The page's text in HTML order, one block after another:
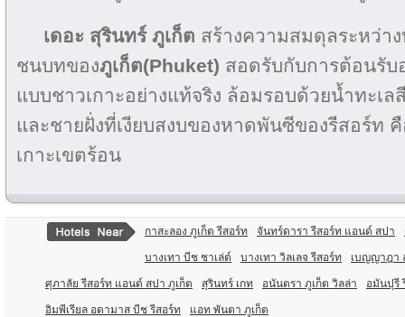
เดอะ สุรินทร์ ภูเก็ต สร้างความสมดุลระหว่า
ชนบทของภูเก็ต(Phuket) สอดรับกับการต้อนรั
แบบชาวเกาะอย่างแท้จริง ล้อมรอบด้วยน้ำทะเ
และชายฝั่งที่เงียบสงบของหาดพันซีของรีสอร์ท
เกาะเขตร้อน
กาสะลอง ภูเก็ต รีสอร์ท จันทร์ดารา รีสอร์ท แอนด์ สปา
บางเทา บีช ชาเล่ต์ บางเทา วิลเลจ รีสอร์ท เบญญาฎา
ศุภาลัย รีสอร์ท แอนด์ สปา ภูเก็ต สุรินทร์ เกท อนันตรา ภูเก็ต วิลล่า อมันปุรี
อิมพีเรียล อดามาส บีช รีสอร์ท แอท พันตา ภูเก็ต